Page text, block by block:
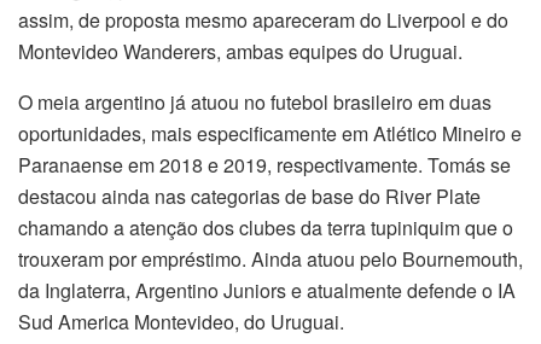
assim, de proposta mesmo apareceram do Liverpool e do
Montevideo Wanderers, ambas equipes do Uruguai.
O meia argentino já atuou no futebol brasileiro em duas
oportunidades, mais especificamente em Atlético Mineiro e
Paranaense em 2018 e 2019, respectivamente. Tomás se
destacou ainda nas categorias de base do River Plate
chamando a atenção dos clubes da terra tupiniquim que o
trouxeram por empréstimo. Ainda atuou pelo Bournemouth,
da Inglaterra, Argentino Juniors e atualmente defende o IA
Sud America Montevideo, do Uruguai.